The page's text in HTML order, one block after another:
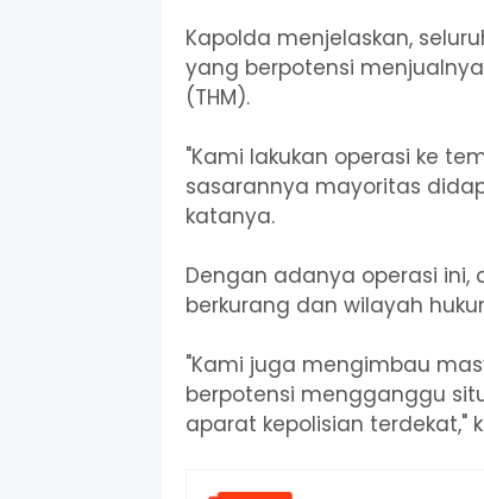
Kapolda menjelaskan,
yang berpotensi
(THM).
"Kami lakukan operasi ke
sasarannya mayoritas
katanya.
Dengan adanya operasi
berkurang dan wilayah
"Kami juga mengimbau
berpotensi mengganggu
aparat kepolisian terdekat,"